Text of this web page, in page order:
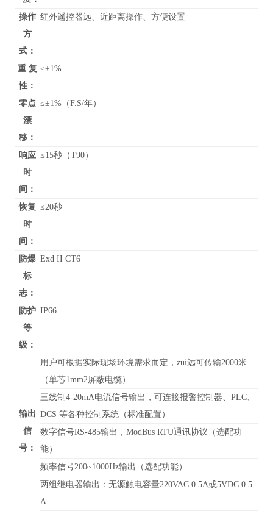
操作
方
式：
红外遥控器远、近距离操作、方便设置
重 复
性：
≤±1%
零点
漂
移：
≤±1%（F.S/年）
响应
时
间：
≤15秒（T90）
恢复
时
间：
≤20秒
防爆
标
志：
Exd II CT6
防护
等
级：
IP66
输出
信
号：
用户可根据实际现场环境需求而定，zui远可传输2000米
（单芯1mm2屏蔽电缆）
三线制4-20mA电流信号输出，可连接报警控制器、PLC、
DCS 等各种控制系统（标准配置）
数字信号RS-485输出， ModBus RTU通讯协议 （选配功
能）
频率信号200~1000Hz输出（选配功能）
两组继电器输出：无源触电容量220VAC 0.5A或5VDC 0.5
A